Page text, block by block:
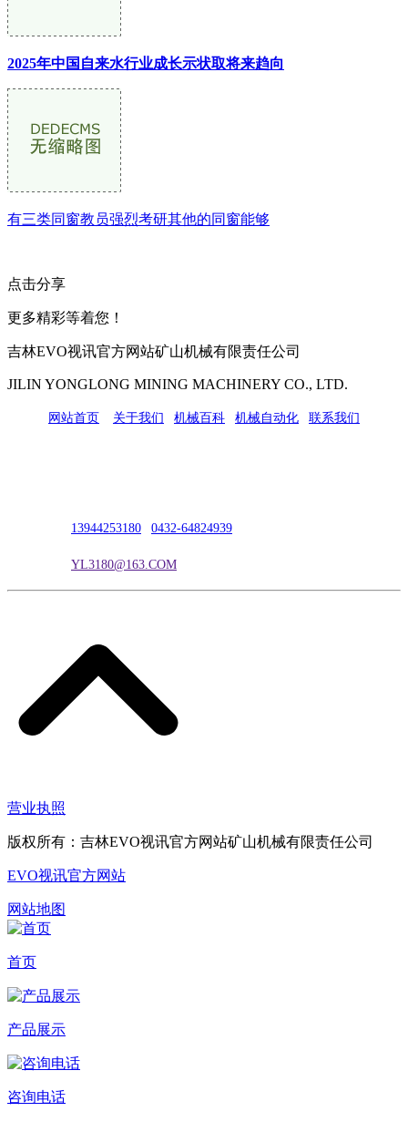
2025年中国自来水行业成长示状取将来趋向
有三类同窗教员强烈考研其他的同窗能够
点击分享
更多精彩等着您！
吉林EVO视讯官方网站矿山机械有限责任公司
JILIN YONGLONG MINING MACHINERY CO., LTD.
网站首页 关于我们 机械百科 机械自动化 联系我们
13944253180 0432-64824939
YL3180@163.COM
营业执照
版权所有：吉林EVO视讯官方网站矿山机械有限责任公司
EVO视讯官方网站
网站地图
首页
产品展示
咨询电话